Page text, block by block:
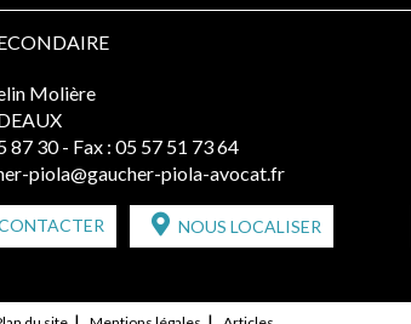
Molière
87 30 - Fax : 05 57 51 73 64
piola@gaucher-piola-avocat.fr
NOUS LOCALISER